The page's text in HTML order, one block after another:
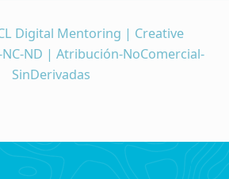
Digital Mentoring | Creative
NC-ND | Atribución-NoComercial-
SinDerivadas